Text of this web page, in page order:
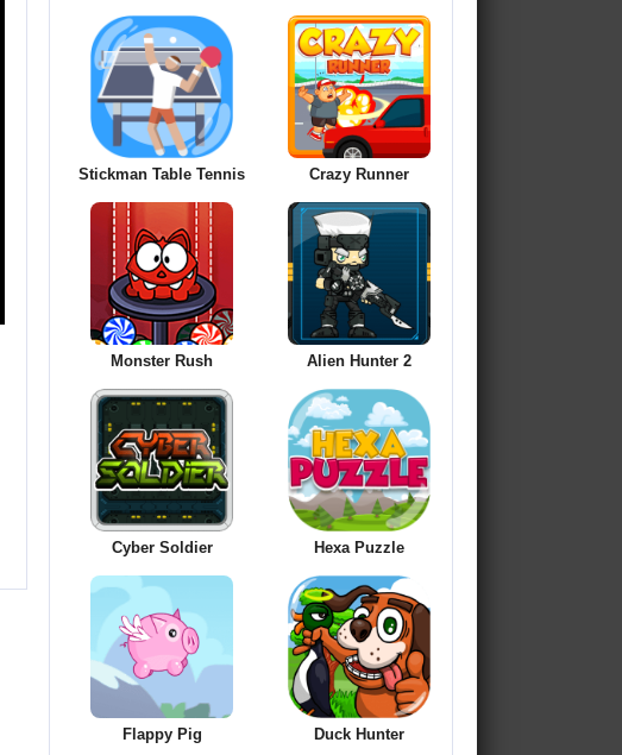
Stickman Table Tennis Crazy Runner
Monster Rush Alien Hunter 2
Cyber Soldier Hexa Puzzle
Flappy Pig Duck Hunter